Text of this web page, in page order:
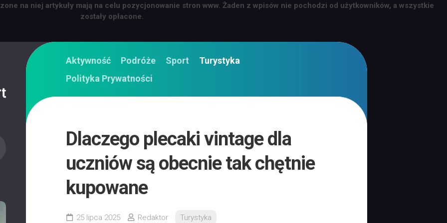
na niej artykuły mają na celu pozycjonowanie stron www. Żaden z wpisów nie pochodzi od użytkowników, a wszystkie
zostały opłacone.
Aktywność Podróże Sport
Turystyka
Polityka Prywatności
Dlaczego plecaki vintage dla
uczniów są obecnie tak chętnie
kupowane
25 lipca 2025 Redaktor Turystyka